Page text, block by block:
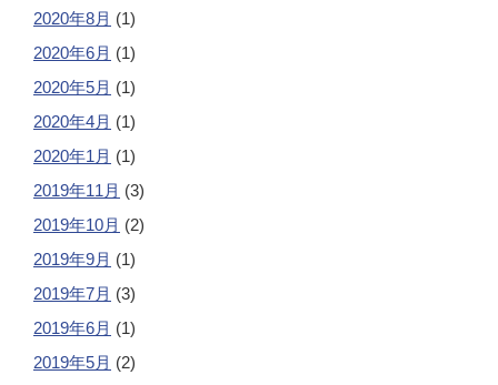
2020年8月 (1)
2020年6月 (1)
2020年5月 (1)
2020年4月 (1)
2020年1月 (1)
2019年11月 (3)
2019年10月 (2)
2019年9月 (1)
2019年7月 (3)
2019年6月 (1)
2019年5月 (2)